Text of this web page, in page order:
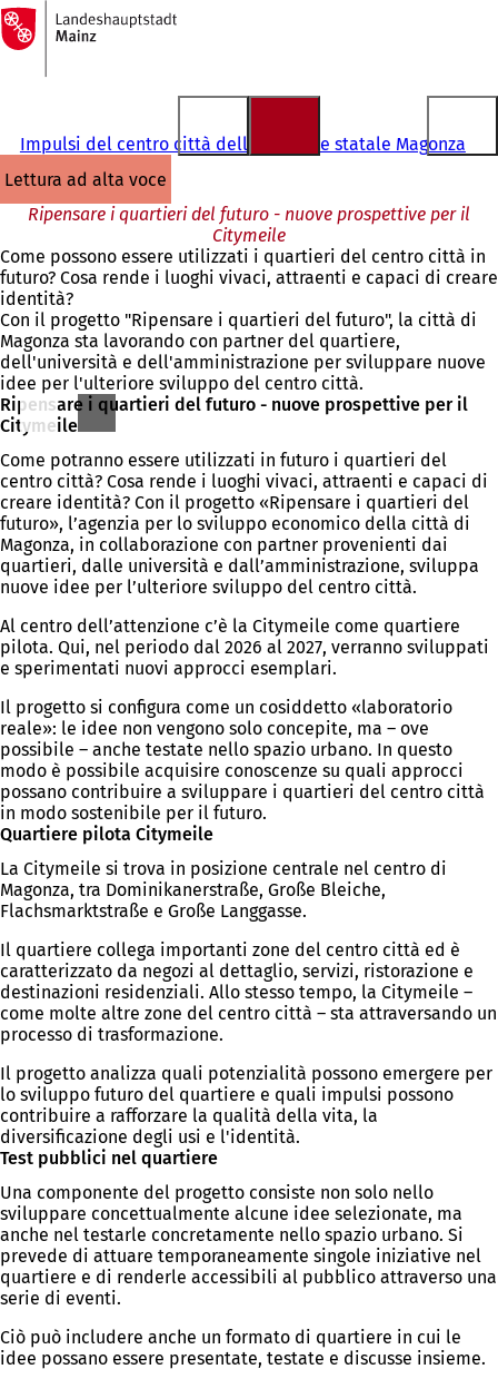
Vai al contenuto
Alla
pagina
iniziale
Impulsi del centro città della capitale statale Magonza
lettura ad alta voce
Ripensare i quartieri del futuro - nuove prospettive per il
Citymeile
Come possono essere utilizzati i quartieri del centro città in
futuro? Cosa rende i luoghi vivaci, attraenti e capaci di creare
identità?
Con il progetto "Ripensare i quartieri del futuro", la città di
Magonza sta lavorando con partner del quartiere,
dell'università e dell'amministrazione per sviluppare nuove
idee per l'ulteriore sviluppo del centro città.
Ripensare i quartieri del futuro - nuove prospettive per il
Citymeile
Come potranno essere utilizzati in futuro i quartieri del
centro città? Cosa rende i luoghi vivaci, attraenti e capaci di
creare identità? Con il progetto «Ripensare i quartieri del
futuro», l’agenzia per lo sviluppo economico della città di
Magonza, in collaborazione con partner provenienti dai
quartieri, dalle università e dall’amministrazione, sviluppa
nuove idee per l’ulteriore sviluppo del centro città.
Al centro dell’attenzione c’è la Citymeile come quartiere
pilota. Qui, nel periodo dal 2026 al 2027, verranno sviluppati
e sperimentati nuovi approcci esemplari.
Il progetto si configura come un cosiddetto «laboratorio
reale»: le idee non vengono solo concepite, ma – ove
possibile – anche testate nello spazio urbano. In questo
modo è possibile acquisire conoscenze su quali approcci
possano contribuire a sviluppare i quartieri del centro città
in modo sostenibile per il futuro.
Quartiere pilota Citymeile
La Citymeile si trova in posizione centrale nel centro di
Magonza, tra Dominikanerstraße, Große Bleiche,
Flachsmarktstraße e Große Langgasse.
Il quartiere collega importanti zone del centro città ed è
caratterizzato da negozi al dettaglio, servizi, ristorazione e
destinazioni residenziali. Allo stesso tempo, la Citymeile –
come molte altre zone del centro città – sta attraversando un
processo di trasformazione.
Il progetto analizza quali potenzialità possono emergere per
lo sviluppo futuro del quartiere e quali impulsi possono
contribuire a rafforzare la qualità della vita, la
diversificazione degli usi e l'identità.
Test pubblici nel quartiere
Una componente del progetto consiste non solo nello
sviluppare concettualmente alcune idee selezionate, ma
anche nel testarle concretamente nello spazio urbano. Si
prevede di attuare temporaneamente singole iniziative nel
quartiere e di renderle accessibili al pubblico attraverso una
serie di eventi.
Ciò può includere anche un formato di quartiere in cui le
idee possano essere presentate, testate e discusse insieme.